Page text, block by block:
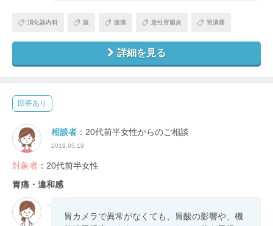
消化器内科 腹 腹痛 急性胃腸炎 胃潰瘍
詳細を見る
回答あり
相談者 ：20代前半女性からのご相談
2019.05.19
対象者 ：20代前半女性
胃痛・違和感
胃カメラで異常がなくても、胃酸の影響や、機